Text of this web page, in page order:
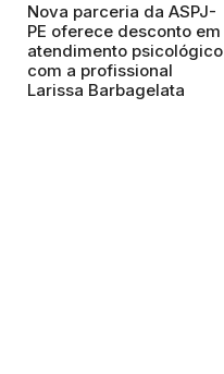
Nova parceria da ASPJ-
PE oferece desconto em
atendimento psicológico
com a profissional
Larissa Barbagelata